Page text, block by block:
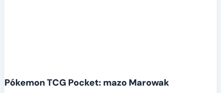
Pókemon TCG Pocket: mazo Marowak